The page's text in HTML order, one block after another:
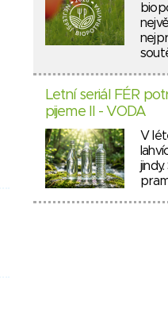
Letní seriál FÉR
pijeme II - VODA
V